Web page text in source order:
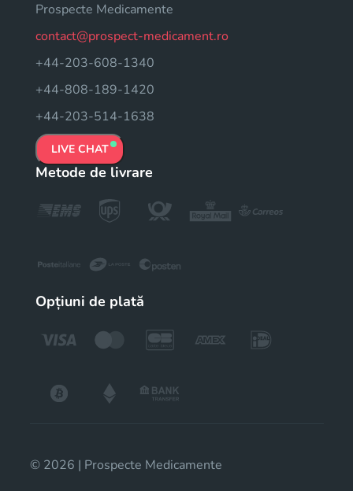
Prospecte Medicamente
contact@prospect-medicament.ro
+44-203-608-1340
+44-808-189-1420
+44-203-514-1638
LIVE CHAT
Metode de livrare
Opțiuni de plată
© 2026 | Prospecte Medicamente